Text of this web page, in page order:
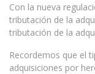
Con la nueva
tributación de la
tributación de la
Recordemos que el
adquisiciones por